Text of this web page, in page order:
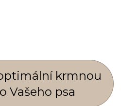
krmnou
Vašeho psa